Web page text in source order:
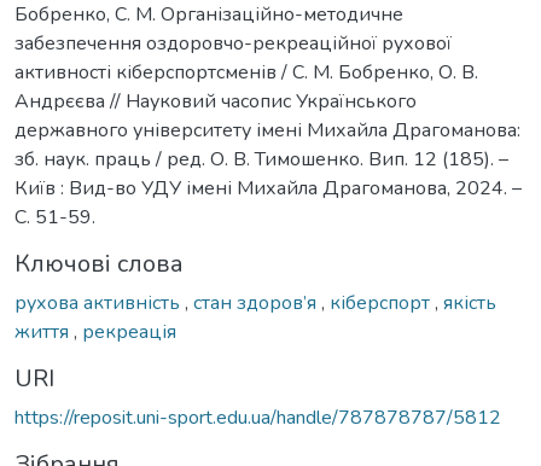
Бобренко, С. М. Організаційно-методичне
забезпечення оздоровчо-рекреаційної рухової
активності кіберспортсменів / С. М. Бобренко, О. В.
Андрєєва // Науковий часопис Українського
державного університету імені Михайла Драгоманова:
зб. наук. праць / ред. О. В. Тимошенко. Вип. 12 (185). –
Київ : Вид-во УДУ імені Михайла Драгоманова, 2024. –
С. 51-59.
Ключові слова
рухова активність , стан здоров’я , кіберспорт, якість
життя , рекреація
URI
https://reposit.uni-sport.edu.ua/handle/787878787/5812